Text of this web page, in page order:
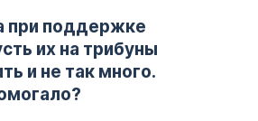
при поддержке
их на трибуны
и не так много.